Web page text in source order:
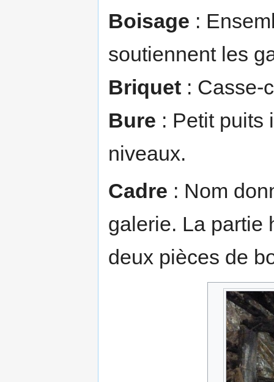
Boisage :
soutiennent les
Briquet : Casse-
Bure : Petit puits
niveaux.
Cadre : Nom
galerie. La partie
deux pièces de